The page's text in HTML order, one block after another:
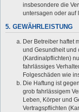
insbesondere die
untersagen oder auf
5. GEWÄHRLEISTUNG
Der Betreiber haftet
und Gesundheit und
(Kardinalpflichten)
fahrlässiges
Folgeschäden wie
Die Haftung ist
grob fahrlässigem
Leben, Körper und
Vertragspflichten